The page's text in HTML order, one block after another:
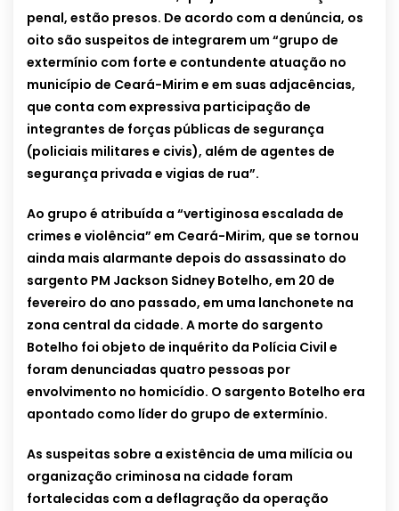
penal, estão presos. De acordo com a denúncia, os
oito são suspeitos de integrarem um “grupo de
extermínio com forte e contundente atuação no
município de Ceará-Mirim e em suas adjacências,
que conta com expressiva participação de
integrantes de forças públicas de segurança
(policiais militares e civis), além de agentes de
segurança privada e vigias de rua”.
Ao grupo é atribuída a “vertiginosa escalada de
crimes e violência” em Ceará-Mirim, que se tornou
ainda mais alarmante depois do assassinato do
sargento PM Jackson Sidney Botelho, em 20 de
fevereiro do ano passado, em uma lanchonete na
zona central da cidade. A morte do sargento
Botelho foi objeto de inquérito da Polícia Civil e
foram denunciadas quatro pessoas por
envolvimento no homicídio. O sargento Botelho era
apontado como líder do grupo de extermínio.
As suspeitas sobre a existência de uma milícia ou
organização criminosa na cidade foram
fortalecidas com a deflagração da operação